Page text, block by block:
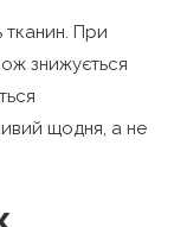
тканин. При
знижується
щодня, а не